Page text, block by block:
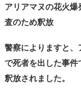
アリアマヌの花火
査のため釈放
警察によりますと
で死者を出した事件
釈放されました。